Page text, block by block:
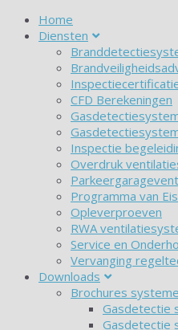
Home
Diensten
CFD Berekeningen
Inspectie
Overdruk
Programma van
Opleverproeven
RWA
Service en
Vervanging
Downloads
Brochures
Gasdetectie
Gasdetectie